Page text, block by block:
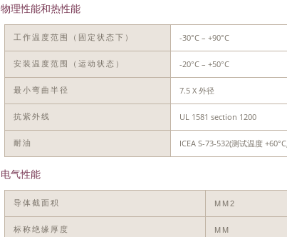
物理性能和热性能
工作温度范围（固定状态下） -30°C – +90°C
安装温度范围（运动状态） -20°C – +50°C
最小弯曲半径 7.5 X 外径
抗紫外线 UL 1581 section 1200
耐油 ICEA S-73-532(测试温度
电气性能
导体截面积 MM2
标称绝缘厚度 MM